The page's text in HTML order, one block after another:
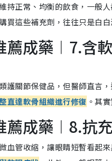
持正常、均衡的飲食，一般
買這些補充劑，往往只是白白
薦成藥︱7.含
護關節保健品，但醫師直言
直達軟骨組織進行修復 。其
薦成藥︱8.抗
血管收縮，讓眼睛短暫看起